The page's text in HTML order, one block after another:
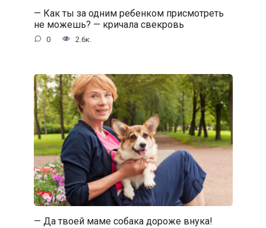
— Как ты за одним ребенком присмотреть
не можешь? — кричала свекровь
0 2.6к.
— Да твоей маме собака дороже внука!